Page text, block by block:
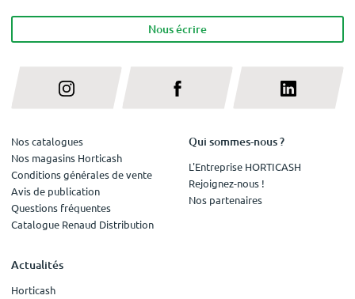
Nous écrire
Nos catalogues
Nos magasins Horticash
Conditions générales de vente
Avis de publication
Questions fréquentes
Catalogue Renaud Distribution
Qui sommes-nous ?
L'Entreprise HORTICASH
Rejoignez-nous !
Nos partenaires
Actualités
Horticash